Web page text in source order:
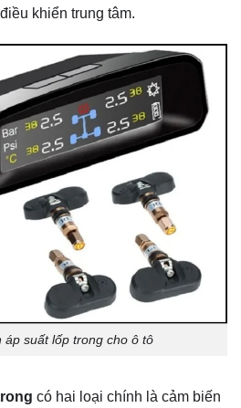
khiển trung tâm.
áp suất lốp trong cho ô tô
có hai loại chính là cảm biến